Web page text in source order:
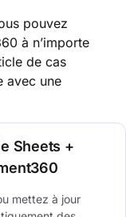
pouvez
à n’importe
de cas
avec une
Sheets +
mettez à jour